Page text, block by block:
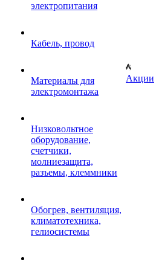
электропитания
Кабель, провод
Материалы для
электромонтажа
Низковольтное
оборудование,
счетчики,
молниезащита,
разъемы, клеммники
Обогрев, вентиляция,
климатотехника,
гелиосистемы
Акции